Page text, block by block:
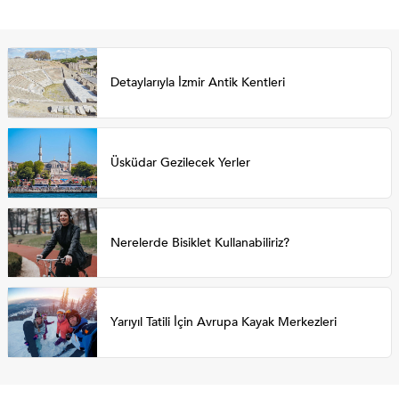
Detaylarıyla İzmir Antik Kentleri
Üsküdar Gezilecek Yerler
Nerelerde Bisiklet Kullanabiliriz?
Yarıyıl Tatili İçin Avrupa Kayak Merkezleri